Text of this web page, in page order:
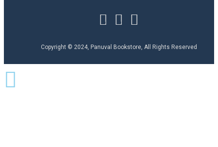
Copyright © 2024, Panuval Bookstore, All Rights Reserved